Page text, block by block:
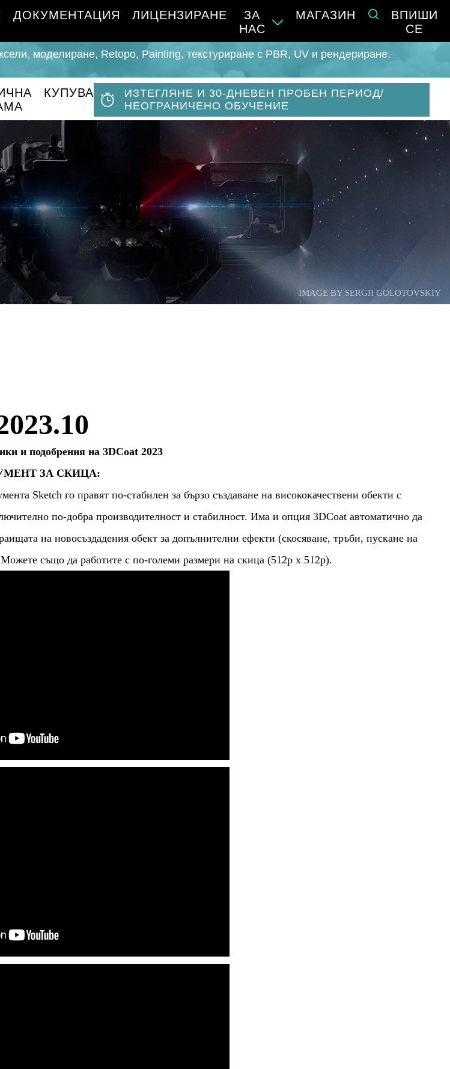
ДОКУМЕНТАЦИЯ ЛИЦЕНЗИРАНЕ
ЗА
НАС
МАГАЗИН
ВПИШИ
СЕ
моделиране, Retopo, Painting, текстуриране с PBR, UV и рендериране.
КУПУВА
ИЗТЕГЛЯНЕ И 30-ДНЕВЕН ПРОБЕН ПЕРИОД/
НЕОГРАНИЧЕНО ОБУЧЕНИЕ
IMAGE BY SERGII GOLOTOVSKIY
и подобрения на 3DCoat 2023
ЗА СКИЦА:
Sketch го правят по-стабилен за бързо създаване на висококачествени обекти с
по-добра производителност и стабилност. Има и опция 3DCoat автоматично да
на новосъздадения обект за допълнителни ефекти (скосяване, тръби, пускане на
също да работите с по-големи размери на скица (512p x 512p).